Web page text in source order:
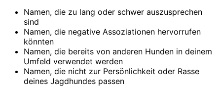
Namen, die zu lang oder schwer auszusprechen
sind
Namen, die negative Assoziationen hervorrufen
könnten
Namen, die bereits von anderen Hunden in deinem
Umfeld verwendet werden
Namen, die nicht zur Persönlichkeit oder Rasse
deines Jagdhundes passen